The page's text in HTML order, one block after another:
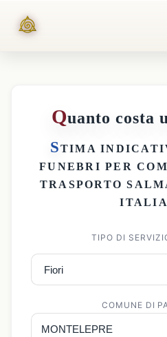
Quanto costa
STIMA
FUNEBRI PER
TRASPORTO
TIPO DI
COMUNE DI